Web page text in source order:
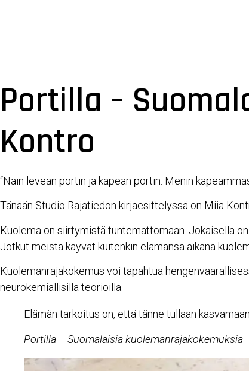
Portilla –
Kontro
“Näin leveän portin ja kapean portin. Menin
Tänään Studio Rajatiedon kirjaesittelyssä on Miia
Kuolema on siirtymistä tuntemattomaan. Jokaisella
Jotkut meistä käyvät kuitenkin elämänsä aikana
Kuolemanrajakokemus voi tapahtua
neurokemiallisilla teorioilla.
Elämän tarkoitus on, että tänne tullaan
Portilla – Suomalaisia kuolemanrajakokemuksia